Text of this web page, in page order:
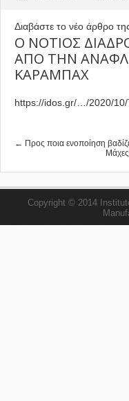
Διαβάστε το νέο άρθρο
Ο ΝΟΤΙΟΣ
ΑΠΟ ΤΗΝ
ΚΑΡΑΜΠΑΧ
https://idos.gr/…/2020/10/
← Προς ποια ενοποίηση
Copyright © 2014